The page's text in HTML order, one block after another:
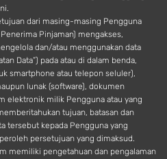
dari masing-masing Pengguna
Pinjaman) mengakses,
dan/atau menggunakan data
Data”) pada atau di dalam benda,
smartphone atau telepon seluler),
lunak (software), dokumen
elektronik milik Pengguna atau yang
tujuan, batasan dan
tersebut kepada Pengguna yang
persetujuan yang dimaksud.
memiliki pengetahuan dan pengalaman